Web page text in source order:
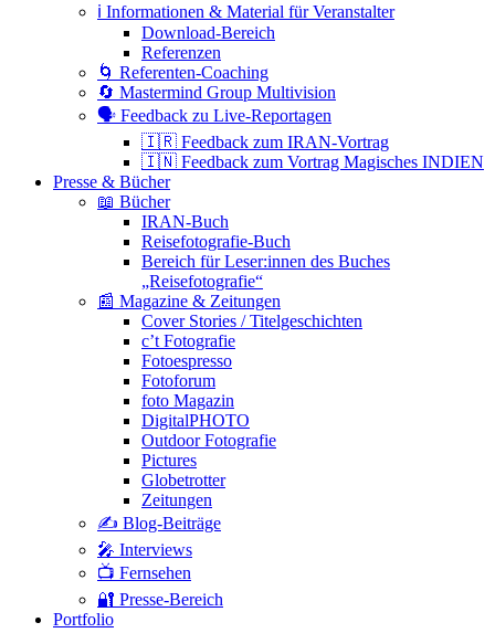
ℹ️ Informationen & Material für Veranstalter
Download-Bereich
Referenzen
🌀 Referenten-Coaching
🔄 Mastermind Group Multivision
🗣 Feedback zu Live-Reportagen
🇮🇷 Feedback zum IRAN-Vortrag
🇮🇳 Feedback zum Vortrag Magisches INDIEN
Presse & Bücher
📖 Bücher
IRAN-Buch
Reisefotografie-Buch
Bereich für Leser:innen des Buches
„Reisefotografie“
📰 Magazine & Zeitungen
Cover Stories / Titelgeschichten
c’t Fotografie
Fotoespresso
Fotoforum
foto Magazin
DigitalPHOTO
Outdoor Fotografie
Pictures
Globetrotter
Zeitungen
✍️ Blog-Beiträge
🎤 Interviews
📺 Fernsehen
🔐 Presse-Bereich
Portfolio